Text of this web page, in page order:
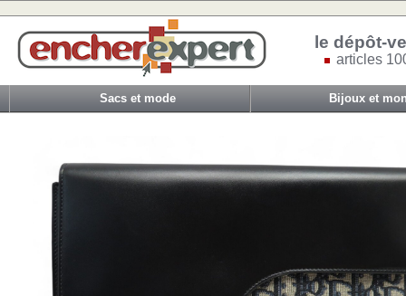
le dépôt-
articles
Sacs et mode Bijoux et